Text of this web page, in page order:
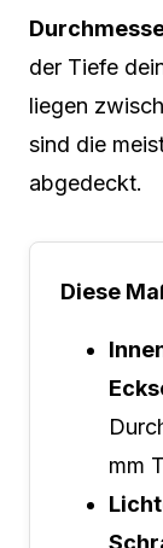
der Tiefe
liegen
sind die
abgedeckt.
Diese
mm